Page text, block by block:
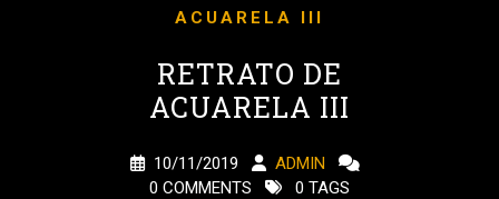
ACUARELA III
RETRATO DE
ACUARELA III
10/11/2019
ADMIN
0 COMMENTS
0 TAGS